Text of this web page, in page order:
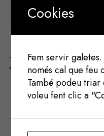
Anterior
Cookies
Fem servir
només cal que feu
També podeu
voleu fent clic a